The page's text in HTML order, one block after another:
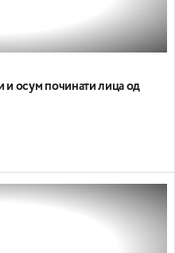
и осум починати лица од